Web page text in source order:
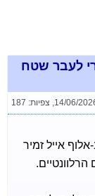
ירי לעבר שטח
14/06/
, צפיות: 187
אייל זמיר